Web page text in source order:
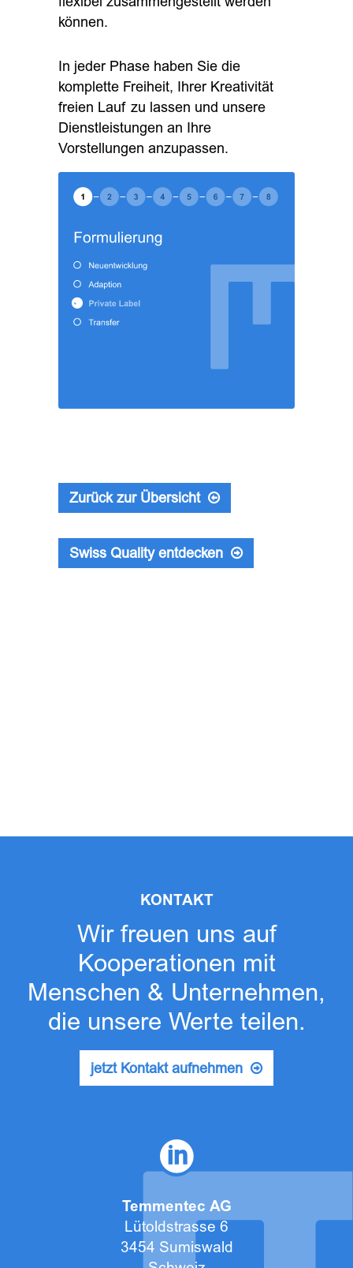
können.
In jeder Phase haben Sie die
komplette Freiheit, Ihrer Kreativität
freien Lauf zu lassen und unsere
Dienstleistungen an Ihre
Vorstellungen anzupassen.
Zurück zur Übersicht
Swiss Quality entdecken
KONTAKT
Wir freuen uns auf
Kooperationen mit
Menschen & Unternehmen,
die unsere Werte teilen.
jetzt Kontakt aufnehmen
Temmentec AG
Lütoldstrasse 6
3454 Sumiswald